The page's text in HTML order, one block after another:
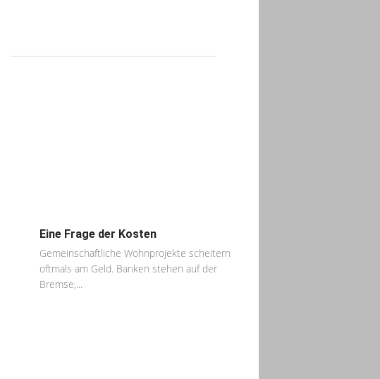
Eine Frage der Kosten
Gemeinschaftliche Wohnprojekte scheitern
oftmals am Geld. Banken stehen auf der
Bremse,...